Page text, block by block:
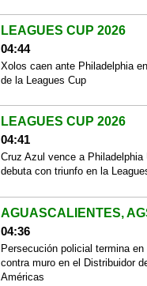
LEAGUES CUP 2026
04:44
Xolos caen ante Philadelphia
de la Leagues Cup
LEAGUES CUP 2026
04:41
Cruz Azul vence a Philadelphia
debuta con triunfo en la
AGUASCALIENTES,
04:36
Persecución policial termina en
contra muro en el Distribuidor
Américas